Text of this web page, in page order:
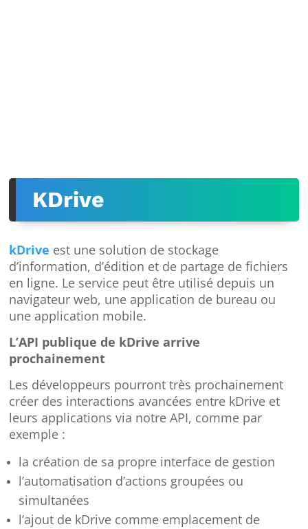
KDrive
kDrive est une solution de stockage
d’information, d’édition et de partage de fichiers
en ligne. Le service peut être utilisé depuis un
navigateur web, une application de bureau ou
une application mobile.
L’API publique de kDrive arrive
prochainement
Les développeurs pourront très prochainement
créer des interactions avancées entre kDrive et
leurs applications via notre API, comme par
exemple :
la création de sa propre interface de gestion
l’automatisation d’actions groupées ou
simultanées
l’ajout de kDrive comme emplacement de